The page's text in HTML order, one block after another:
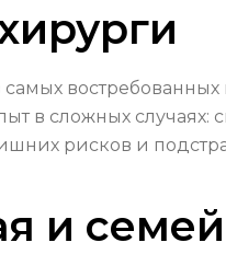
самых
в сложных
рисков и
и